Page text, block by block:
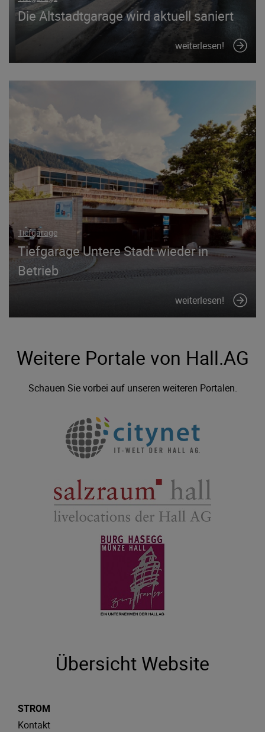
Die Altstadtgarage wird aktuell saniert
weiterlesen!
Tiefgarage
Tiefgarage Untere Stadt wieder in
Betrieb
weiterlesen!
Weitere Portale von Hall.AG
Schauen Sie vorbei auf unseren weiteren Portalen.
Übersicht Website
STROM
Kontakt